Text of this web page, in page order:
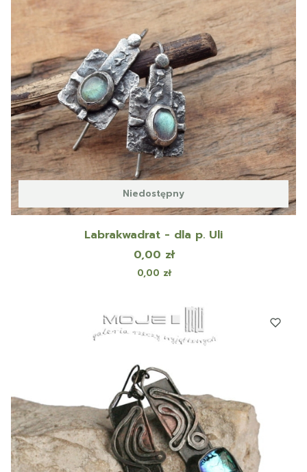
Niedostępny
Labrakwadrat - dla p. Uli
Cena
0,00 zł
Cena
0,00 zł